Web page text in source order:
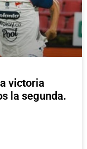
victoria
la segunda.